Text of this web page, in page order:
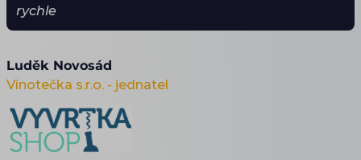
rychle
Luděk Novosád
Vínotečka s.r.o. - jednatel